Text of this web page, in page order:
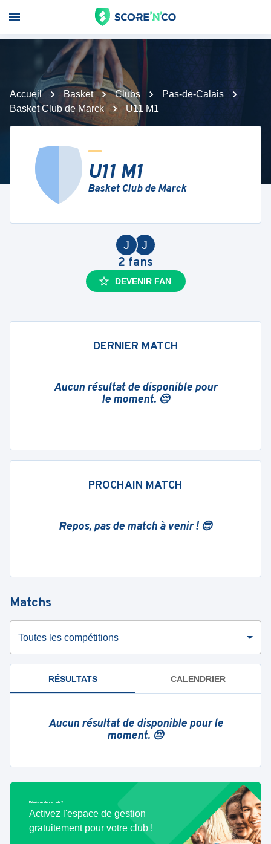
Accueil Basket Clubs
Pas-de-Calais
Basket Club de Marck
U11 M1
U11 M1
Basket Club de Marck
J
J
2 fans
DEVENIR FAN
DERNIER MATCH
Aucun résultat de disponible pour
le moment. 😔
PROCHAIN MATCH
Repos, pas de match à venir ! 😎
Matchs
Toutes les compétitions
RÉSULTATS CALENDRIER
Aucun résultat de disponible pour le
moment. 😔
Bénévole de ce club ?
Activez l'espace de gestion
gratuitement pour votre club !